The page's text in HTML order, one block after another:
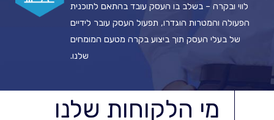
לווי ובקרה – בשלב בו העסק עובד בהתאם לתוכנית
הפעולה והמטרות הוגדרו, תפעול העסק עובר לידיים
של בעלי העסק תוך ביצוע בקרה מטעם המומחים
שלנו.
מי הלקוחות שלנו